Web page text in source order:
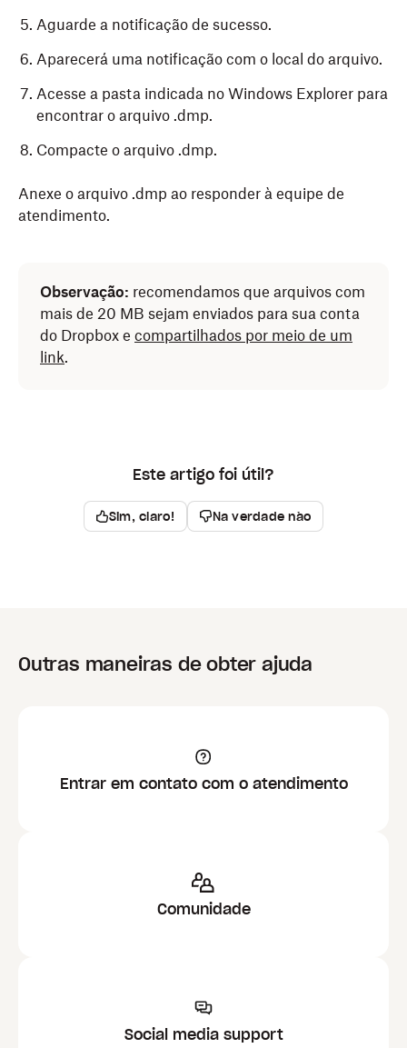
Aguarde a notificação de sucesso.
Aparecerá uma notificação com o local do arquivo.
Acesse a pasta indicada no Windows Explorer para
encontrar o arquivo .dmp.
Compacte o arquivo .dmp.
Anexe o arquivo .dmp ao responder à equipe de
atendimento.
Observação: recomendamos que arquivos com
mais de 20 MB sejam enviados para sua conta
do Dropbox e compartilhados por meio de um
link.
Este artigo foi útil?
Sim, claro! Na verdade não
Outras maneiras de obter ajuda
Entrar em contato com o atendimento
Comunidade
Social media support